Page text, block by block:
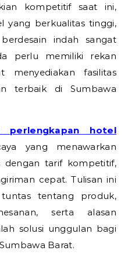
kompetitif saat ini,
yang berkualitas tinggi,
indah sangat
perlu memiliki rekan
fasilitas
terbaik di Sumbawa
perlengkapan hotel
yang menawarkan
dengan tarif kompetitif,
cepat. Tulisan ini
tentang produk,
serta alasan
solusi unggulan bagi
Barat.